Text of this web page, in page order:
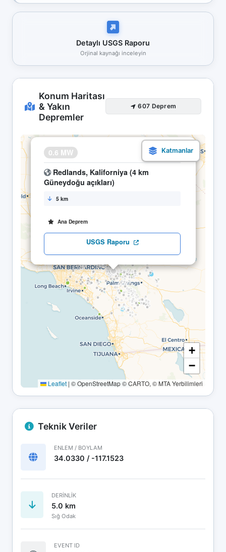
Detaylı USGS Raporu
Orjinal kaynağı inceleyin
Konum Haritası
& Yakın
Depremler
607 Deprem
0.6 MW 11.05 08:37
Redlands, Kaliforniya (4 km
Güneydoğu açıkları)
5 km
Ana Deprem
USGS Raporu
×
+
−
Leaflet | © OpenStreetMap © CARTO, © MTA Yerbilimleri
Teknik Veriler
ENLEM / BOYLAM
34.0330 / -117.1523
DERINLIK
5.0 km
Sığ Odak
EVENT ID